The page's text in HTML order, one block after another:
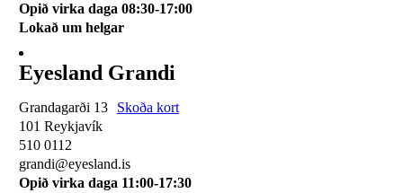
Opið virka daga 08:30-17:00
Lokað um helgar
Eyesland Grandi
Grandagarði 13
Skoða kort
101 Reykjavík
510 0112
grandi@eyesland.is
Opið virka daga 11:00-17:30